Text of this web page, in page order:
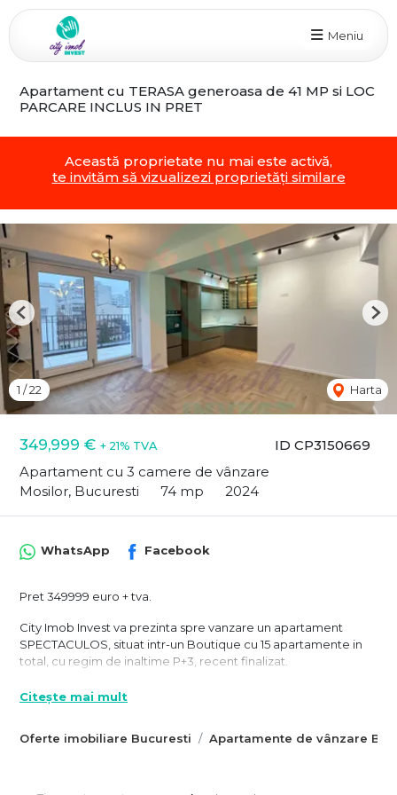
Meniu
Apartament cu TERASA generoasa de 41 MP si LOC
PARCARE INCLUS IN PRET
Această proprietate nu mai este activă,
te invităm să vizualizezi proprietăți similare
ID CP3150669
349,999 € + 21% TVA
Apartament cu 3 camere de vânzare
Mosilor, Bucuresti
74 mp 2024
1 /22 Harta
Previous
Oferte imobiliare Bucuresti Apartamente de vânzare
WhatsApp Facebook
Pret 349999 euro + tva.
City Imob Invest va prezinta spre vanzare un apartament
SPECTACULOS, situat intr-un Boutique cu 15 apartamente in
total, cu regim de inaltime P+3, recent finalizat.
Amplasat intr-o zona linistita, preponderent de case, locuinta
ofera posibilitatea ca relaxarea pe terasa sa fie un stil de viata,
Prin urmare, cei 40 mp pot reprezenta " gradina ta - de la etaj",
Citește mai mult